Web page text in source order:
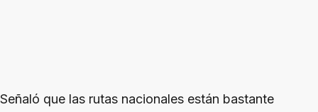
Señaló que las rutas nacionales están bastante